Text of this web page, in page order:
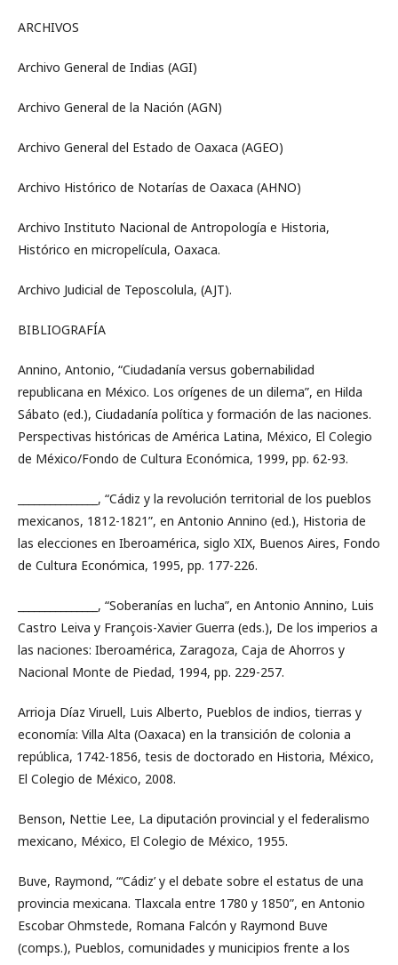
ARCHIVOS
Archivo General de Indias (AGI)
Archivo General de la Nación (AGN)
Archivo General del Estado de Oaxaca (AGEO)
Archivo Histórico de Notarías de Oaxaca (AHNO)
Archivo Instituto Nacional de Antropología e Historia,
Histórico en micropelícula, Oaxaca.
Archivo Judicial de Teposcolula, (AJT).
BIBLIOGRAFÍA
Annino, Antonio, “Ciudadanía versus gobernabilidad
republicana en México. Los orígenes de un dilema”, en Hilda
Sábato (ed.), Ciudadanía política y formación de las naciones.
Perspectivas históricas de América Latina, México, El Colegio
de México/Fondo de Cultura Económica, 1999, pp. 62-93.
_______________, “Cádiz y la revolución territorial de los pueblos
mexicanos, 1812-1821”, en Antonio Annino (ed.), Historia de
las elecciones en Iberoamérica, siglo XIX, Buenos Aires, Fondo
de Cultura Económica, 1995, pp. 177-226.
_______________, “Soberanías en lucha”, en Antonio Annino, Luis
Castro Leiva y François-Xavier Guerra (eds.), De los imperios a
las naciones: Iberoamérica, Zaragoza, Caja de Ahorros y
Nacional Monte de Piedad, 1994, pp. 229-257.
Arrioja Díaz Viruell, Luis Alberto, Pueblos de indios, tierras y
economía: Villa Alta (Oaxaca) en la transición de colonia a
república, 1742-1856, tesis de doctorado en Historia, México,
El Colegio de México, 2008.
Benson, Nettie Lee, La diputación provincial y el federalismo
mexicano, México, El Colegio de México, 1955.
Buve, Raymond, “‘Cádiz’ y el debate sobre el estatus de una
provincia mexicana. Tlaxcala entre 1780 y 1850”, en Antonio
Escobar Ohmstede, Romana Falcón y Raymond Buve
(comps.), Pueblos, comunidades y municipios frente a los